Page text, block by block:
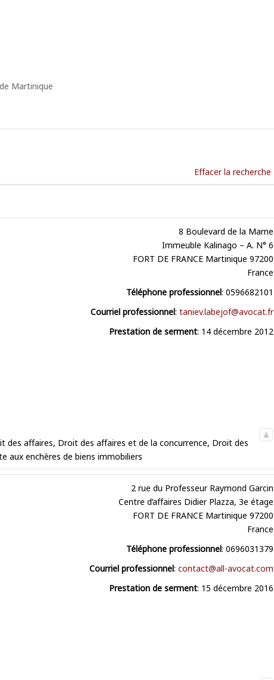
Martinique
Effacer la recherche
8 Boulevard de la Marne
Immeuble Kalinago – A. N° 6
FORT DE FRANCE Martinique 97200
France
Téléphone professionnel: 0596682101
Courriel professionnel: taniev.labejof@avocat.fr
Prestation de serment: 14 décembre 2012
des affaires, Droit des affaires et de la concurrence, Droit des
aux enchères de biens immobiliers
2 rue du Professeur Raymond Garcin
Centre d’affaires Didier Plazza, 3e étage
FORT DE FRANCE Martinique 97200
France
Téléphone professionnel: 0696031379
Courriel professionnel: contact@all-avocat.com
Prestation de serment: 15 décembre 2016